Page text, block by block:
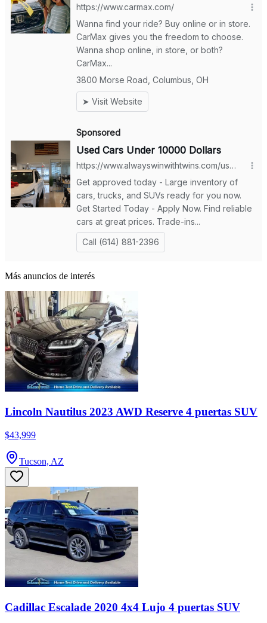
Más anuncios de interés
Lincoln Nautilus 2023 AWD Reserve 4 puertas SUV
$43,999
Tucson, AZ
Cadillac Escalade 2020 4x4 Lujo 4 puertas SUV